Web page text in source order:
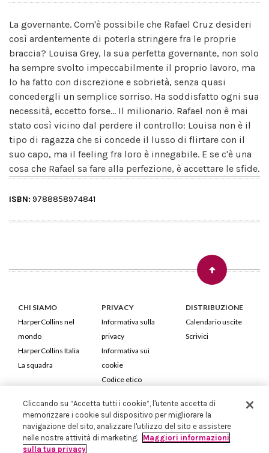
La governante. Com'è possibile che Rafael Cruz desideri
così ardentemente di poterla stringere fra le proprie
braccia? Louisa Grey, la sua perfetta governante, non solo
ha sempre svolto impeccabilmente il proprio lavoro, ma
lo ha fatto con discrezione e sobrietà, senza quasi
concedergli un semplice sorriso. Ha soddisfatto ogni sua
necessità, eccetto forse... Il milionario. Rafael non è mai
stato così vicino dal perdere il controllo: Louisa non è il
tipo di ragazza che si concede il lusso di flirtare con il
suo capo, ma il feeling fra loro è innegabile. E se c'è una
cosa che Rafael sa fare alla perfezione, è accettare le sfide.
ISBN: 9788858974841
CHI SIAMO
HarperCollins nel
mondo
HarperCollins Italia
La squadra
PRIVACY
Informativa sulla
privacy
Informativa sui
cookie
Codice etico
DISTRIBUZIONE
Calendario uscite
Scrivici
HarperCollins Italia S.p.A. Viale Monte Nero, 84 - 20135 Milano
Cod. Fiscale e P.IVA 05946780151 - Capitale Sociale 258.250 €
Iscritta in Milano al Registro delle imprese nr.198004 e REA nr.1051898
Cliccando su “Accetta tutti i cookie”, l'utente accetta di
memorizzare i cookie sul dispositivo per migliorare la
navigazione del sito, analizzare l'utilizzo del sito e assistere
nelle nostre attività di marketing. Maggiori informazioni
sulla tua privacy